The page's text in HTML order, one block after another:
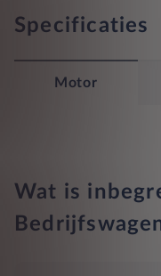
Specificaties
Motor
Wat is